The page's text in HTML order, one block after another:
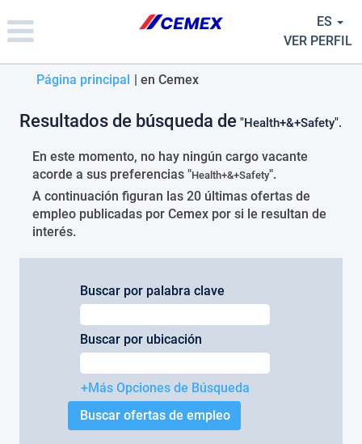
note:
This
includes
system.
ES
VER PERFIL
Página principal | en Cemex(página
Resultados de búsqueda de "Health+&+Safety".
En este momento, no hay ningún cargo vacante
acorde a sus preferencias "Health+&+Safety".
A continuación figuran las 20 últimas ofertas de
empleo publicadas por Cemex por si le resultan de
interés.
Buscar por palabra clave
Buscar por ubicación
+Más Opciones de Búsqueda